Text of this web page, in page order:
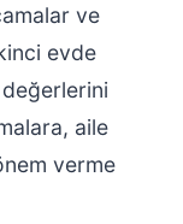
ve
evde
aile
verme